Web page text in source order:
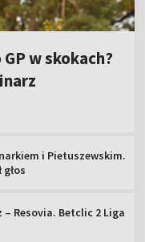
w skokach?
i Pietuszewskim.
Resovia. Betclic 2 Liga